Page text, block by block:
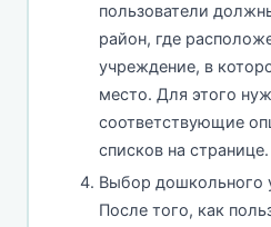
пользователи
район, где
учреждение, в
место. Для этого
соответствующие
списков на странице.
Выбор дошкольного
После того, как